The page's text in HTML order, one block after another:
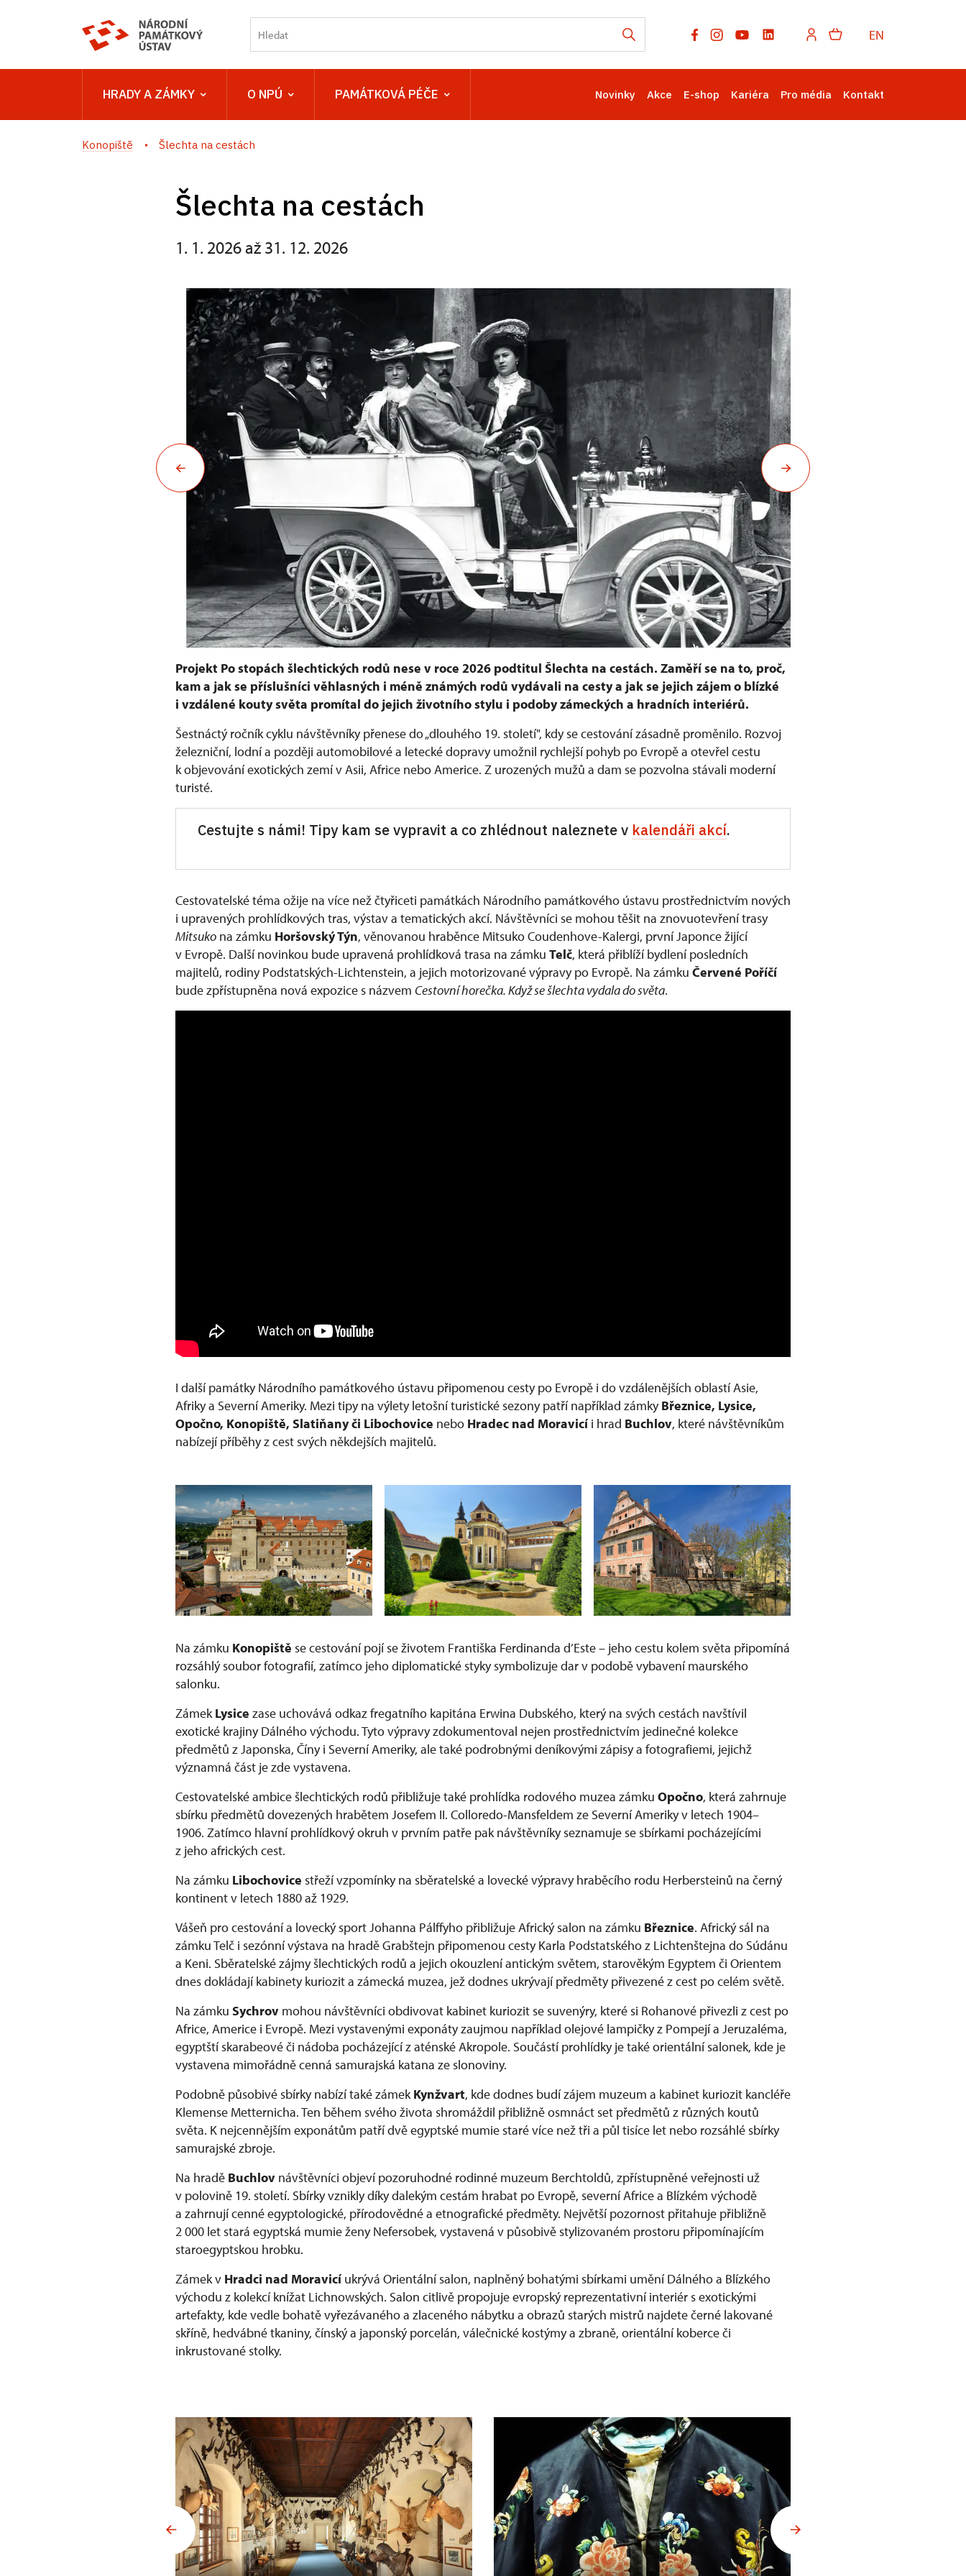
EN
HRADY A ZÁMKY O NPÚ PAMÁTKOVÁ PÉČE Novinky Akce E-shop Kariéra Pro média Kontakt
Konopiště Šlechta na cestách
Šlechta na cestách
1. 1. 2026 až 31. 12. 2026
Projekt Po stopách šlechtických rodů nese v roce 2026 podtitul Šlechta na cestách. Zaměří se na to, proč,
kam a jak se příslušníci věhlasných i méně známých rodů vydávali na cesty a jak se jejich zájem o blízké
i vzdálené kouty světa promítal do jejich životního stylu i podoby zámeckých a hradních interiérů.
Šestnáctý ročník cyklu návštěvníky přenese do „dlouhého 19. století", kdy se cestování zásadně proměnilo. Rozvoj
železniční, lodní a později automobilové a letecké dopravy umožnil rychlejší pohyb po Evropě a otevřel cestu
k objevování exotických zemí v Asii, Africe nebo Americe. Z urozených mužů a dam se pozvolna stávali moderní
turisté.
Cestujte s námi! Tipy kam se vypravit a co zhlédnout naleznete v kalendáři akcí.
Cestovatelské téma ožije na více než čtyřiceti památkách Národního památkového ústavu prostřednictvím nových
i upravených prohlídkových tras, výstav a tematických akcí. Návštěvníci se mohou těšit na znovuotevření trasy
Mitsuko na zámku Horšovský Týn, věnovanou hraběnce Mitsuko Coudenhove-Kalergi, první Japonce žijící
v Evropě. Další novinkou bude upravená prohlídková trasa na zámku Telč, která přiblíží bydlení posledních
majitelů, rodiny Podstatských-Lichtenstein, a jejich motorizované výpravy po Evropě. Na zámku Červené Poříčí
bude zpřístupněna nová expozice s názvem Cestovní horečka. Když se šlechta vydala do světa.
I další památky Národního památkového ústavu připomenou cesty po Evropě i do vzdálenějších oblastí Asie,
Afriky a Severní Ameriky. Mezi tipy na výlety letošní turistické sezony patří například zámkyBřeznice, Lysice,
Opočno, Konopiště, Slatiňany či Libochovice nebo Hradec nad Moravicíi hrad Buchlov, které návštěvníkům
nabízejí příběhy z cest svých někdejších majitelů.
Na zámku Konopiště se cestování pojí se životem Františka Ferdinanda d’Este – jeho cestu kolem světa připomíná
rozsáhlý soubor fotografií, zatímco jeho diplomatické styky symbolizuje dar v podobě vybavení maurského
salonku.
ZámekLysice zase uchovává odkaz fregatního kapitána Erwina Dubského, který na svých cestách navštívil
exotické krajiny Dálného východu. Tyto výpravy zdokumentoval nejen prostřednictvím jedinečné kolekce
předmětů z Japonska, Číny i Severní Ameriky, ale také podrobnými deníkovými zápisy a fotografiemi, jejichž
významná část je zde vystavena.
Cestovatelské ambice šlechtických rodů přibližuje také prohlídka rodového muzea zámku Opočno, která zahrnuje
sbírku předmětů dovezených hrabětem Josefem II. Colloredo-Mansfeldem ze Severní Ameriky v letech 1904–
1906. Zatímco hlavní prohlídkový okruh v prvním patře pak návštěvníky seznamuje se sbírkami pocházejícími
z jeho afrických cest.
Na zámku Libochovice střeží vzpomínky na sběratelské a lovecké výpravy hraběcího rodu Herbersteinů na černý
kontinent v letech 1880 až 1929.
Vášeň pro cestování a lovecký sport Johanna Pálffyho přibližuje Africký salon na zámku Březnice. Africký sál na
zámku Telč i sezónní výstava na hradě Grabštejn připomenou cesty Karla Podstatského z Lichtenštejna do Súdánu
a Keni. Sběratelské zájmy šlechtických rodů a jejich okouzlení antickým světem, starověkým Egyptem či Orientem
dnes dokládají kabinety kuriozit a zámecká muzea, jež dodnes ukrývají předměty přivezené z cest po celém světě.
Na zámku Sychrov mohou návštěvníci obdivovat kabinet kuriozit se suvenýry, které si Rohanové přivezli z cest po
Africe, Americe i Evropě. Mezi vystavenými exponáty zaujmou například olejové lampičky z Pompejí a Jeruzaléma,
egyptští skarabeové či nádoba pocházející z aténské Akropole. Součástí prohlídky je také orientální salonek, kde je
vystavena mimořádně cenná samurajská katana ze slonoviny.
Podobně působivé sbírky nabízí také zámekKynžvart, kde dodnes budí zájem muzeum a kabinet kuriozit kancléře
Klemense Metternicha. Ten během svého života shromáždil přibližně osmnáct set předmětů z různých koutů
světa. K nejcennějším exponátům patří dvě egyptské mumie staré více než tři a půl tisíce let nebo rozsáhlé sbírky
samurajské zbroje.
Na hradě Buchlov návštěvníci objeví pozoruhodné rodinné muzeum Berchtoldů, zpřístupněné veřejnosti už
v polovině 19. století. Sbírky vznikly díky dalekým cestám hrabat po Evropě, severní Africe a Blízkém východě
a zahrnují cenné egyptologické, přírodovědné a etnografické předměty. Největší pozornost přitahuje přibližně
2 000 let stará egyptská mumie ženy Nefersobek, vystavená v působivě stylizovaném prostoru připomínajícím
staroegyptskou hrobku.
Zámek v Hradci nad Moravicíukrývá Orientální salon, naplněný bohatými sbírkami umění Dálného a Blízkého
východu z kolekcí knížat Lichnowských. Salon citlivě propojuje evropský reprezentativní interiér s exotickými
artefakty, kde vedle bohatě vyřezávaného a zlaceného nábytku a obrazů starých mistrů najdete černé lakované
skříně, hedvábné tkaniny, čínský a japonský porcelán, válečnické kostýmy a zbraně, orientální koberce či
inkrustované stolky.